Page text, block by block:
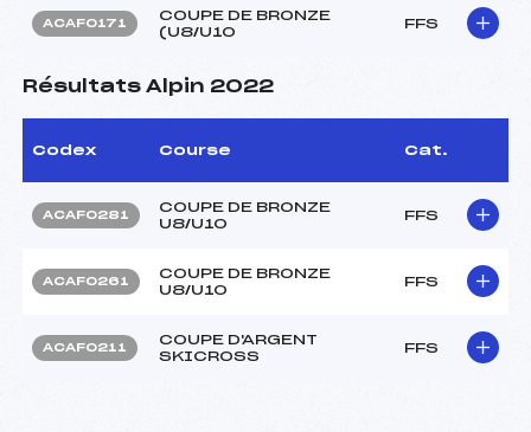
ACAF0171
COUPE DE BRONZE
(U8/U10
FFS
Résultats Alpin 2022
Codex Course Cat.
ACAF0281
COUPE DE BRONZE
U8/U10
FFS
ACAF0261
COUPE DE BRONZE
U8/U10
FFS
ACAF0211
COUPE D'ARGENT
SKICROSS
FFS